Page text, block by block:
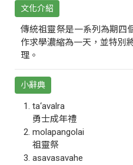
文化介紹
傳統祖靈祭是一系列為期四
作求學濃縮為一天，並特別
理。
小辭典
ta‘avalra
勇士成年禮
molapangolai
祖靈祭
asavasavahe